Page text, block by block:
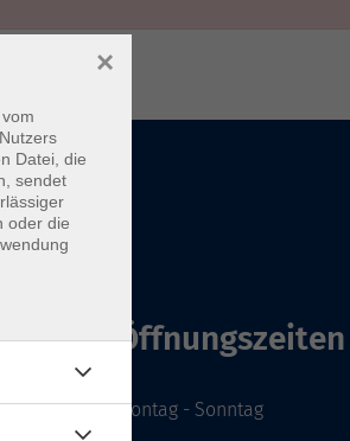
Öffnungszeiten
Montag - Sonntag
Datei, die
sendet
oder die
×